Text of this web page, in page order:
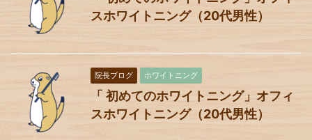
スホワイトニング（20代男性）
院長ブログ ホワイトニング
「 初めてのホワイトニング」オフィ
スホワイトニング（20代男性）